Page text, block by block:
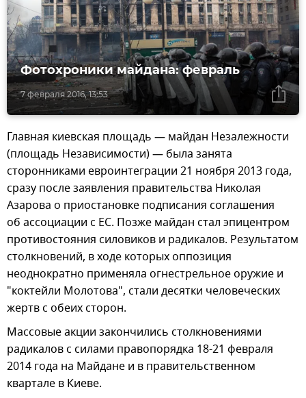
7 февраля 2016, 13:53
Фотохроники майдана: февраль
Главная киевская площадь — майдан Незалежности
(площадь Независимости) — была занята
сторонниками евроинтеграции 21 ноября 2013 года,
сразу после заявления правительства Николая
Азарова о приостановке подписания соглашения
об ассоциации с ЕС. Позже майдан стал эпицентром
противостояния силовиков и радикалов. Результатом
столкновений, в ходе которых оппозиция
неоднократно применяла огнестрельное оружие и
"коктейли Молотова", стали десятки человеческих
жертв с обеих сторон.
Массовые акции закончились столкновениями
радикалов с силами правопорядка 18-21 февраля
2014 года на Майдане и в правительственном
квартале в Киеве.